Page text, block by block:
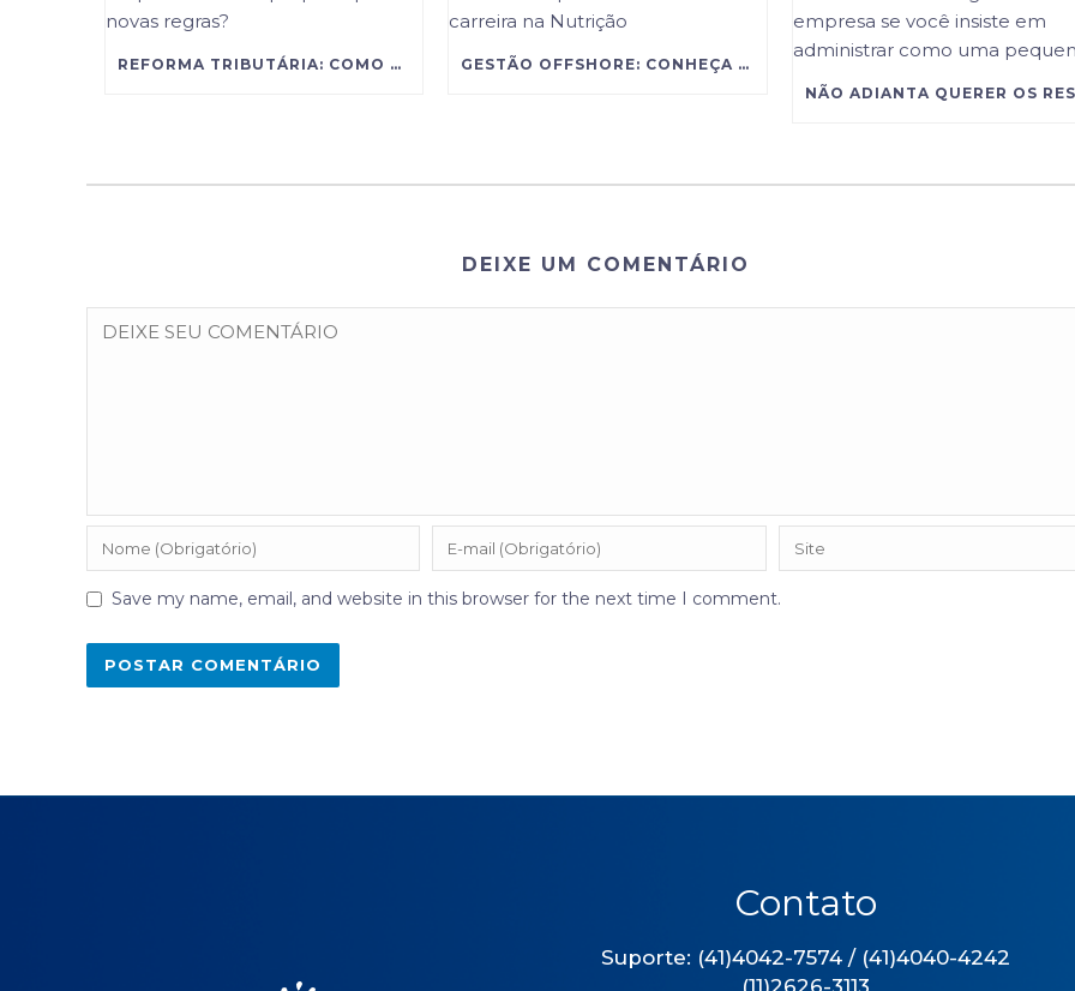
REFORMA TRIBUTÁRIA: COMO SUA EMPRESA DEVE SE PREPARAR PARA AS NOVAS REGRAS?
GESTÃO OFFSHORE: CONHEÇA OS DESAFIOS E OPORTUNIDADES DESSA CARREIRA NA NUTRIÇÃO
DEIXE UM COMENTÁRIO
Save my name, email, and website in this browser for the next time I comment.
Contato
Suporte: (41)4042-7574 / (41)4040-4242
(11)2626-3113